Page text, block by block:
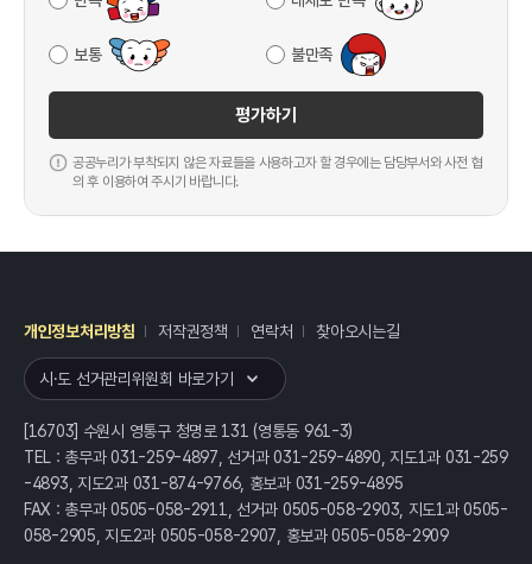
보통 불만족
평가하기
공공누리가 부착되지 않은 자료들을 사용하고자 할 경우에는 담당부서와 사전 협
의 후 이용하여 주시기 바랍니다.
개인정보처리방침 저작권정책 연락처 찾아오시는길
시·도 선거관리위원회 바로가기
[16703] 수원시 영통구 청명로 131 (영통동 961-3)
TEL : 총무과 031-259-4897, 선거과 031-259-4890, 지도1과 031-259
-4893, 지도2과 031-874-9766, 홍보과 031-259-4895
FAX : 총무과 0505-058-2911, 선거과 0505-058-2903, 지도1과 0505-
058-2905, 지도2과 0505-058-2907, 홍보과 0505-058-2909